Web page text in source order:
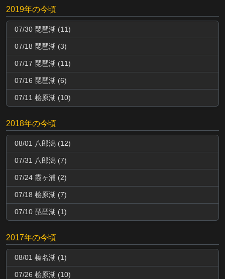
2019年の今頃
07/30 琵琶湖 (11)
07/18 琵琶湖 (3)
07/17 琵琶湖 (11)
07/16 琵琶湖 (6)
07/11 桧原湖 (10)
2018年の今頃
08/01 八郎潟 (12)
07/31 八郎潟 (7)
07/24 霞ヶ浦 (2)
07/18 桧原湖 (7)
07/10 琵琶湖 (1)
2017年の今頃
08/01 榛名湖 (1)
07/26 桧原湖 (10)